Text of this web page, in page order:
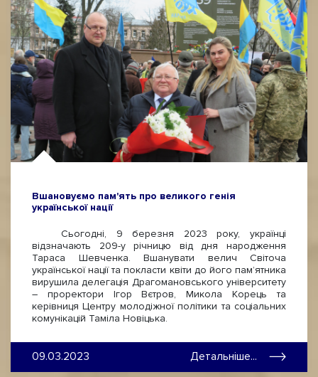
Вшановуємо пам'ять про великого генія
української нації
Сьогодні, 9 березня 2023 року, українці
відзначають 209-у річницю від дня народження
Тараса Шевченка. Вшанувати велич Світоча
української нації та покласти квіти до його пам’ятника
вирушила делегація Драгомановського університету
– проректори Ігор Вєтров, Микола Корець та
керівниця Центру молодіжної політики та соціальних
комунікацій Таміла Новіцька.
09.03.2023 Детальніше...